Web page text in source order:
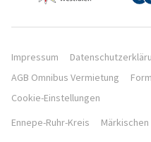
Weihnachtsmärkte
Winter- & Frühjahrsreisen
Österreich & Schweiz
Östliche Länder
REISEDAUER
Hauptsache weg
8 Tage und mehr
Impressum
AGB Omnibus Vermietung
Cookie-Einstellungen
Ennepe-Ruhr-Kreis